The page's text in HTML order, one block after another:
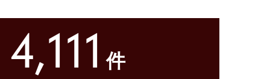
4,111 件